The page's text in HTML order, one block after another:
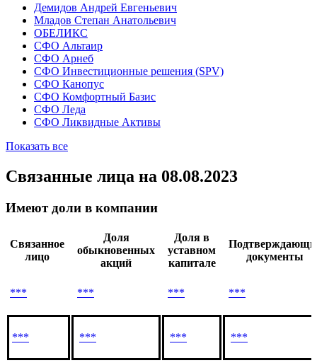
Демидов Андрей Евгеньевич
Младов Степан Анатольевич
ОБЕЛИКС
СФО Альтаир
СФО Арнеб
СФО Инвестиционные решения (SPV)
СФО Канопус
СФО Комфортный Базис
СФО Леда
СФО Ликвидные Активы
Показать все
Связанные лица на 08.08.2023
Имеют доли в компании
Связанное
лицо
Доля
обыкновенных
акций
Доля в
уставном
капитале
документы
*** *** *** ***
*** *** *** ***